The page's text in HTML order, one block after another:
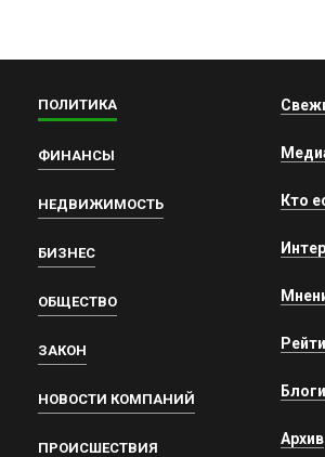
ПОЛИТИКА
ФИНАНСЫ
НЕДВИЖИМОСТЬ
БИЗНЕС
ОБЩЕСТВО
ЗАКОН
НОВОСТИ КОМПАНИЙ
ПРОИСШЕСТВИЯ
Кто
Блоги
Архив